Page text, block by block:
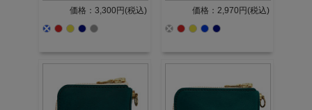
価格：3,300円(税込) 価格：2,970円(税込)